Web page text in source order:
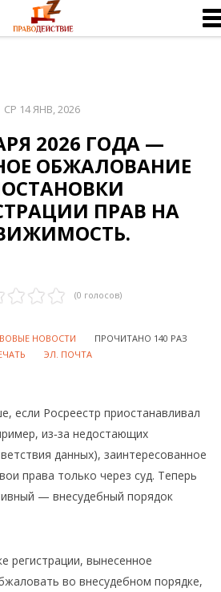
СР 14 ЯНВ, 2026
2026 ГОДА —
ОБЖАЛОВАНИЕ
ПРАВ НА
(0 голосов)
НОВОСТИ
ПРОЧИТАНО 140 РАЗ
ЭЛ. ПОЧТА
если Росреестр приостанавливал
из‑за недостающих
данных), заинтересованное
права только через суд. Теперь
— внесудебный порядок
регистрации, вынесенное
во внесудебном порядке,